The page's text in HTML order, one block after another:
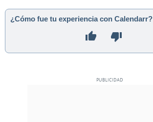
¿Cómo fue tu experiencia con Calendarr?